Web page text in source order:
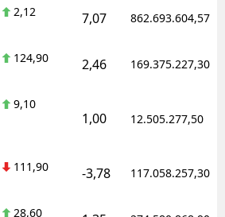
2,12 7,07 862.693.604,57
124,90 2,46 169.375.227,30
9,10
1,00 12.505.277,50
111,90 -3,78 117.058.257,30
28,60